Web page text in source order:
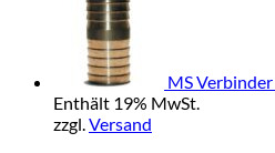
MS Verbinder
Enthält 19% MwSt.
zzgl.Versand